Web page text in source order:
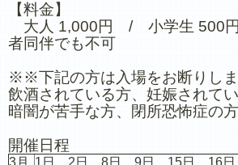
【料金】
大人 1,000円 / 小学生 500円
者同伴でも不可
※※下記の方は入場をお断りし
飲酒されている方、妊娠されて
暗闇が苦手な方、閉所恐怖症の方
開催日程
3月 1日、2日、8日、9日、15日、16